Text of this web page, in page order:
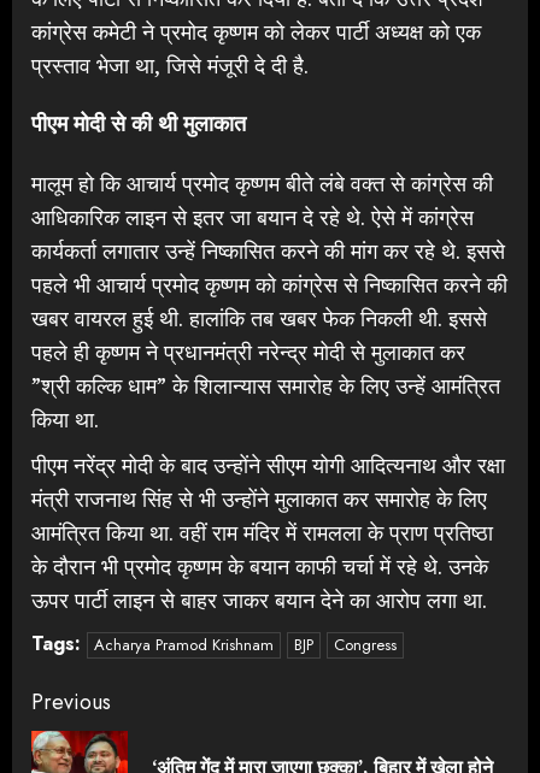
कांग्रेस कमेटी ने प्रमोद कृष्णम को लेकर पार्टी अध्यक्ष को एक
प्रस्ताव भेजा था, जिसे मंजूरी दे दी है.
पीएम मोदी से की थी मुलाकात
मालूम हो कि आचार्य प्रमोद कृष्णम बीते लंबे वक्त से कांग्रेस की
आधिकारिक लाइन से इतर जा बयान दे रहे थे. ऐसे में कांग्रेस
कार्यकर्ता लगातार उन्हें निष्कासित करने की मांग कर रहे थे. इससे
पहले भी आचार्य प्रमोद कृष्णम को कांग्रेस से निष्कासित करने की
खबर वायरल हुई थी. हालांकि तब खबर फेक निकली थी. इससे
पहले ही कृष्णम ने प्रधानमंत्री नरेन्द्र मोदी से मुलाकात कर
”श्री कल्कि धाम” के शिलान्यास समारोह के लिए उन्हें आमंत्रित
किया था.
पीएम नरेंद्र मोदी के बाद उन्होंने सीएम योगी आदित्यनाथ और रक्षा
मंत्री राजनाथ सिंह से भी उन्होंने मुलाकात कर समारोह के लिए
आमंत्रित किया था. वहीं राम मंदिर में रामलला के प्राण प्रतिष्ठा
के दौरान भी प्रमोद कृष्णम के बयान काफी चर्चा में रहे थे. उनके
ऊपर पार्टी लाइन से बाहर जाकर बयान देने का आरोप लगा था.
Tags: Acharya Pramod Krishnam BJP Congress
Continue
Reading
Previous
‘अंतिम गेंद में मारा जाएगा छक्का’, बिहार में खेला होने